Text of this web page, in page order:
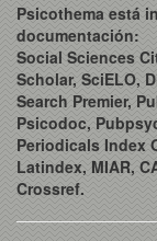
Psicothema está
documentación:
Social Sciences
Scholar, SciELO,
Search Premier,
Psicodoc,
Periodicals Index
Latindex, MIAR,
Crossref.